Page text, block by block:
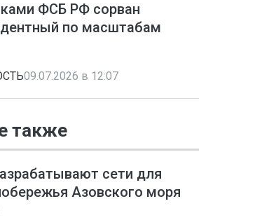
ФСБ РФ сорван
по масштабам
09.07.2026 в 12:07
также
сети для
Азовского моря